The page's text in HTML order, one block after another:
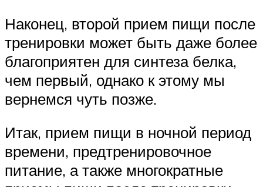
Наконец, второй прием пищи после
тренировки может быть даже более
благоприятен для синтеза белка,
чем первый, однако к этому мы
вернемся чуть позже.
Итак, прием пищи в ночной период
времени, предтренировочное
питание, а также многократные